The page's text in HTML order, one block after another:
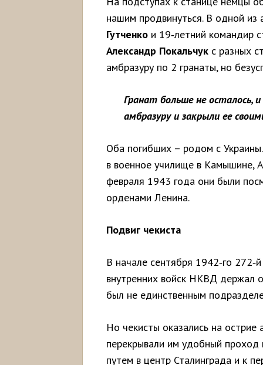
нашим продвинуться. В одной из
Гутченко и 19‑летний командир
Александр Покальчук с разных
амбразуру по 2 гранаты, но
Гранат больше не осталось,
амбразуру и закрыли ее
Оба погибших – родом с
в военное училище в Камышине,
февраля 1943 года они были
орденами Ленина.
Подвиг чекиста
В начале сентября 1942‑го
внутренних войск НКВД держал
был не единственным
Но чекисты оказались на острие
перекрывали им удобный
путем в центр Сталинграда и к